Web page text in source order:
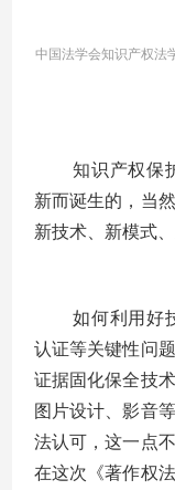
中国法学会知识产权法
知识产权保
新而诞生的，当
新技术、新模式
如何利用好
认证等关键性问
证据固化保全技
图片设计、影音
法认可，这一点
在这次《著作权